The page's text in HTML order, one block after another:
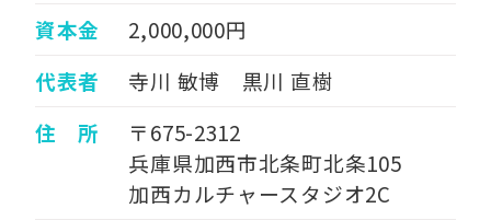
資本金
2,000,000円
代表者
寺川 敏博 黒川 直樹
住 所
〒675-2312
兵庫県加西市北条町北条105
加西カルチャースタジオ2C